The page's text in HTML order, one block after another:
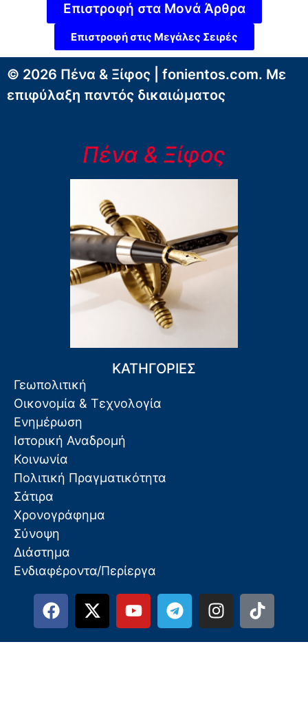
Επιστροφή στα Μονά Άρθρα
Επιστροφή στις Μεγάλες Σειρές
© 2026 Πένα & Ξίφος | fonientos.com. Με
επιφύλαξη παντός δικαιώματος
Πένα & Ξίφος
ΚΑΤΗΓΟΡΙΕΣ
Γεωπολιτική
Οικονομία & Τεχνολογία
Ενημέρωση
Ιστορική Αναδρομή
Κοινωνία
Πολιτική Πραγματικότητα
Σάτιρα
Χρονογράφημα
Σύνοψη
Διάστημα
Ενδιαφέροντα/Περίεργα